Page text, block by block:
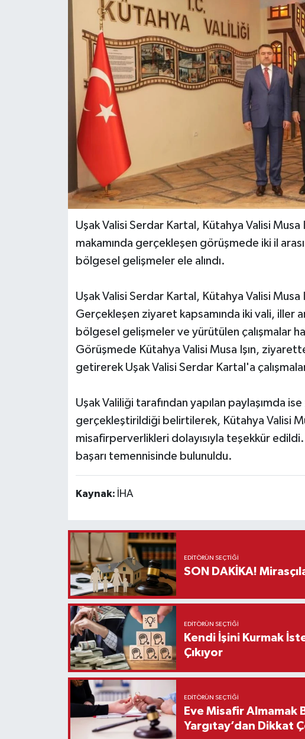
Uşak Valisi Serdar Kartal, Kütahya Valisi
makamında gerçekleşen görüşmede iki il
bölgesel gelişmeler ele alındı.
Uşak Valisi Serdar Kartal, Kütahya Valisi Musa
Gerçekleşen ziyaret kapsamında iki vali, iller
bölgesel gelişmeler ve yürütülen çalışmalar
Görüşmede Kütahya Valisi Musa Işın,
getirerek Uşak Valisi Serdar Kartal'a
Uşak Valiliği tarafından yapılan paylaşımda
gerçekleştirildiği belirtilerek, Kütahya Valisi
misafirperverlikleri dolayısıyla teşekkür edildi.
başarı temennisinde bulunuldu.
Kaynak: İHA
EDITÖRÜN SEÇTIĞI
SON
EDITÖRÜN SEÇTIĞI
Kendi İşini Kurmak
Çıkıyor
EDITÖRÜN SEÇTIĞI
Eve Misafir Almamak
Yargıtay’dan Dikkat
Haber İlanlar
Kültür-Sanat
Resmi İlanlar
Teknoloji
Vefat Haberleri